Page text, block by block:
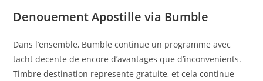
Denouement Apostille via Bumble
Dans l’ensemble, Bumble continue un programme avec
tacht decente de encore d’avantages que d’inconvenients.
Timbre destination represente gratuite, et cela continue